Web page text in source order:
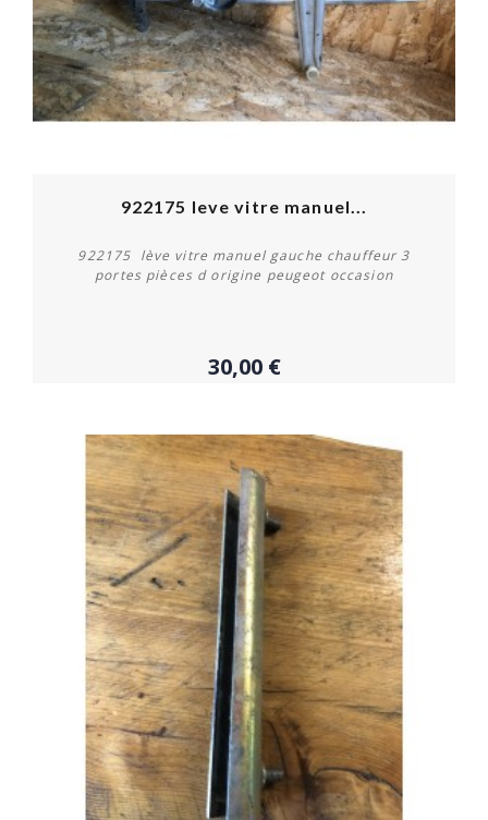
Plus de détails
922175 leve vitre manuel...
922175 lève vitre manuel gauche chauffeur 3
portes pièces d origine peugeot occasion
30,00 €